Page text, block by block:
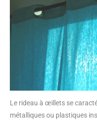
Le rideau à œillets se
métalliques ou plastiques